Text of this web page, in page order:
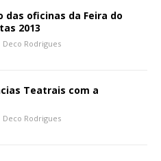
das oficinas da Feira do
2013
Deco Rodrigues
Teatrais com a
Deco Rodrigues